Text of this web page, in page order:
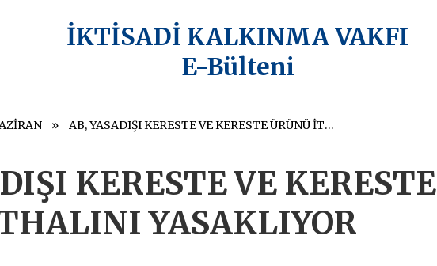
İKTİSADİ KALKINMA VAKFI
E-Bülteni
AB, YASADIŞI KERESTE VE KERESTE ÜRÜNÜ İTHALINI YASAKLIYOR
KERESTE VE KERESTE
YASAKLIYOR